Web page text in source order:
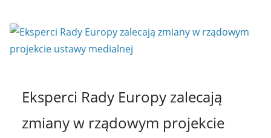
Eksperci Rady Europy zalecają
zmiany w rządowym projekcie